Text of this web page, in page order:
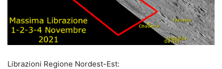
Librazioni Regione Nordest-Est: